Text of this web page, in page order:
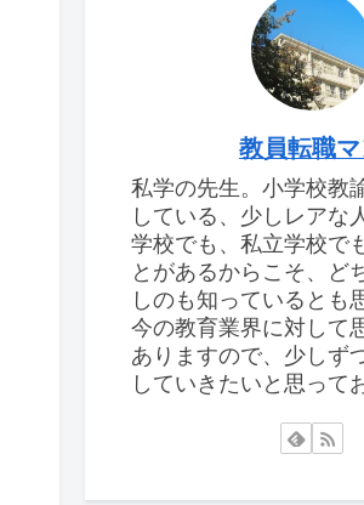
教員転職
私学の先生。小学校教
している、少しレアな
学校でも、私立学校で
とがあるからこそ、ど
しのも知っているとも
今の教育業界に対して
ありますので、少しず
していきたいと思って